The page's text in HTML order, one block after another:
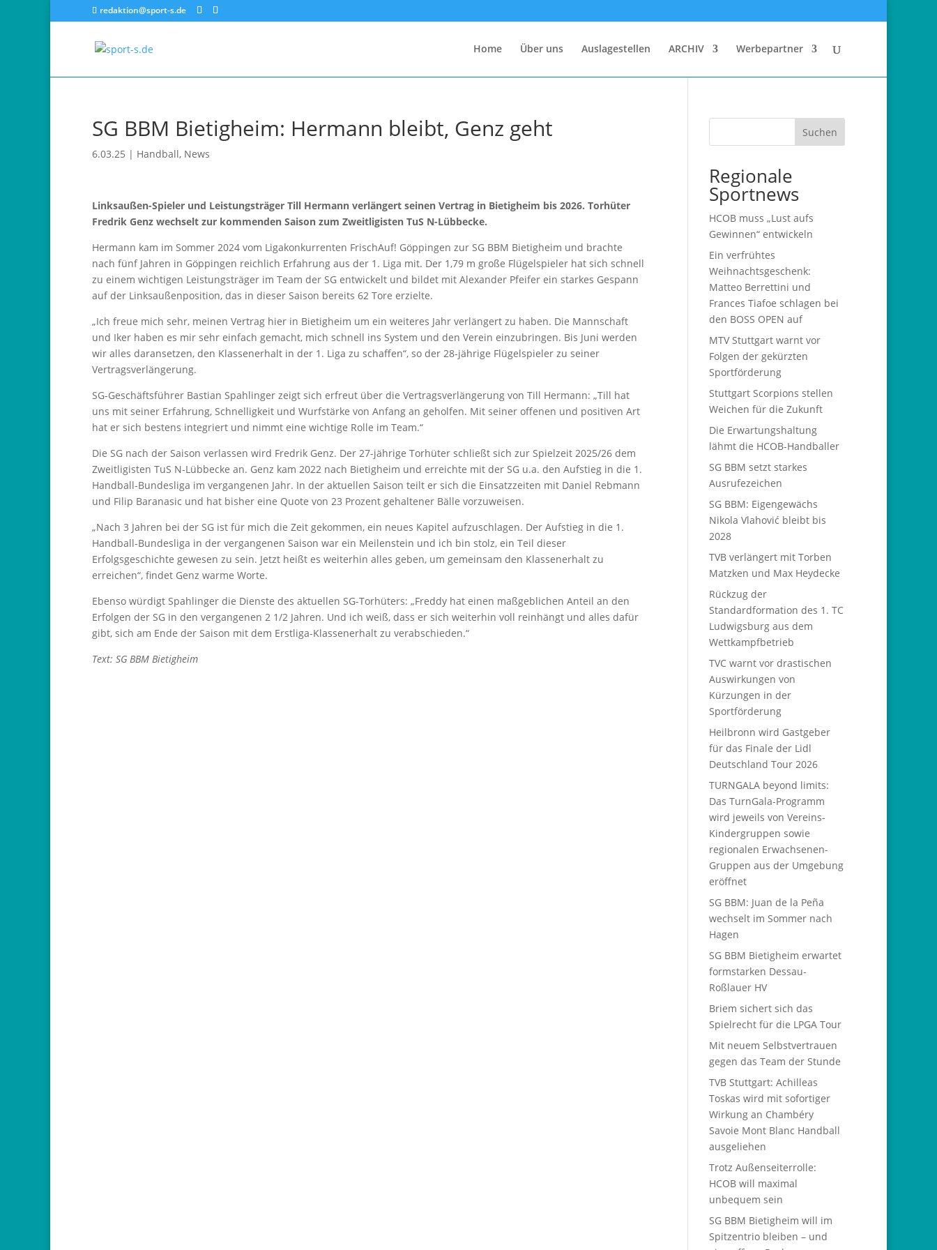
redaktion@sport-s.de
Home Über uns Auslagestellen ARCHIV Werbepartner
SG BBM Bietigheim: Hermann bleibt, Genz geht
6.03.25 | Handball, News
Linksaußen-Spieler und Leistungsträger Till Hermann verlängert seinen Vertrag in Bietigheim bis 2026. Torhüter
Fredrik Genz wechselt zur kommenden Saison zum Zweitligisten TuS N-Lübbecke.
Hermann kam im Sommer 2024 vom Ligakonkurrenten FrischAuf! Göppingen zur SG BBM Bietigheim und brachte
nach fünf Jahren in Göppingen reichlich Erfahrung aus der 1. Liga mit. Der 1,79 m große Flügelspieler hat sich schnell
zu einem wichtigen Leistungsträger im Team der SG entwickelt und bildet mit Alexander Pfeifer ein starkes Gespann
auf der Linksaußenposition, das in dieser Saison bereits 62 Tore erzielte.
„Ich freue mich sehr, meinen Vertrag hier in Bietigheim um ein weiteres Jahr verlängert zu haben. Die Mannschaft
und Iker haben es mir sehr einfach gemacht, mich schnell ins System und den Verein einzubringen. Bis Juni werden
wir alles daransetzen, den Klassenerhalt in der 1. Liga zu schaffen“, so der 28-jährige Flügelspieler zu seiner
Vertragsverlängerung.
SG-Geschäftsführer Bastian Spahlinger zeigt sich erfreut über die Vertragsverlängerung von Till Hermann: „Till hat
uns mit seiner Erfahrung, Schnelligkeit und Wurfstärke von Anfang an geholfen. Mit seiner offenen und positiven Art
hat er sich bestens integriert und nimmt eine wichtige Rolle im Team.“
Die SG nach der Saison verlassen wird Fredrik Genz. Der 27-jährige Torhüter schließt sich zur Spielzeit 2025/26 dem
Zweitligisten TuS N-Lübbecke an. Genz kam 2022 nach Bietigheim und erreichte mit der SG u.a. den Aufstieg in die 1.
Handball-Bundesliga im vergangenen Jahr. In der aktuellen Saison teilt er sich die Einsatzzeiten mit Daniel Rebmann
und Filip Baranasic und hat bisher eine Quote von 23 Prozent gehaltener Bälle vorzuweisen.
„Nach 3 Jahren bei der SG ist für mich die Zeit gekommen, ein neues Kapitel aufzuschlagen. Der Aufstieg in die 1.
Handball-Bundesliga in der vergangenen Saison war ein Meilenstein und ich bin stolz, ein Teil dieser
Erfolgsgeschichte gewesen zu sein. Jetzt heißt es weiterhin alles geben, um gemeinsam den Klassenerhalt zu
erreichen“, findet Genz warme Worte.
Ebenso würdigt Spahlinger die Dienste des aktuellen SG-Torhüters: „Freddy hat einen maßgeblichen Anteil an den
Erfolgen der SG in den vergangenen 2 1/2 Jahren. Und ich weiß, dass er sich weiterhin voll reinhängt und alles dafür
gibt, sich am Ende der Saison mit dem Erstliga-Klassenerhalt zu verabschieden.“
Text: SG BBM Bietigheim
Suchen
Regionale
Sportnews
HCOB muss „Lust aufs
Gewinnen“ entwickeln
Ein verfrühtes
Weihnachtsgeschenk:
Matteo Berrettini und
Frances Tiafoe schlagen bei
den BOSS OPEN auf
MTV Stuttgart warnt vor
Folgen der gekürzten
Sportförderung
Stuttgart Scorpions stellen
Weichen für die Zukunft
Die Erwartungshaltung
lähmt die HCOB-Handballer
SG BBM setzt starkes
Ausrufezeichen
SG BBM: Eigengewächs
Nikola Vlahović bleibt bis
2028
TVB verlängert mit Torben
Matzken und Max Heydecke
Rückzug der
Standardformation des 1. TC
Ludwigsburg aus dem
Wettkampfbetrieb
TVC warnt vor drastischen
Auswirkungen von
Kürzungen in der
Sportförderung
Heilbronn wird Gastgeber
für das Finale der Lidl
Deutschland Tour 2026
TURNGALA beyond limits:
Das TurnGala-Programm
wird jeweils von Vereins-
Kindergruppen sowie
regionalen Erwachsenen-
Gruppen aus der Umgebung
eröffnet
SG BBM: Juan de la Peña
wechselt im Sommer nach
Hagen
SG BBM Bietigheim erwartet
formstarken Dessau-
Roßlauer HV
Briem sichert sich das
Spielrecht für die LPGA Tour
Mit neuem Selbstvertrauen
gegen das Team der Stunde
TVB Stuttgart: Achilleas
Toskas wird mit sofortiger
Wirkung an Chambéry
Savoie Mont Blanc Handball
ausgeliehen
Trotz Außenseiterrolle:
HCOB will maximal
unbequem sein
SG BBM Bietigheim will im
Spitzentrio bleiben – und